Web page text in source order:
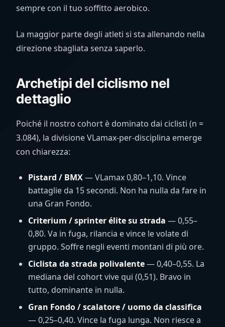
sempre con il tuo soffitto aerobico.
La maggior parte degli atleti si sta allenando nella
direzione sbagliata senza saperlo.
Archetipi del ciclismo nel
dettaglio
Poiché il nostro cohort è dominato dai ciclisti (n =
3.084), la divisione VLamax-per-disciplina emerge
con chiarezza:
Pistard / BMX— VLamax 0,80–1,10. Vince
battaglie da 15 secondi. Non ha nulla da fare in
una Gran Fondo.
Criterium / sprinter élite su strada — 0,55–
0,80. Va in fuga, rilancia e vince le volate di
gruppo. Soffre negli eventi montani di più ore.
Ciclista da strada polivalente— 0,40–0,55. La
mediana del cohort vive qui (0,51). Bravo in
tutto, dominante in nulla.
Gran Fondo / scalatore / uomo da classifica
— 0,25–0,40. Vince la fuga lunga. Non riesce a